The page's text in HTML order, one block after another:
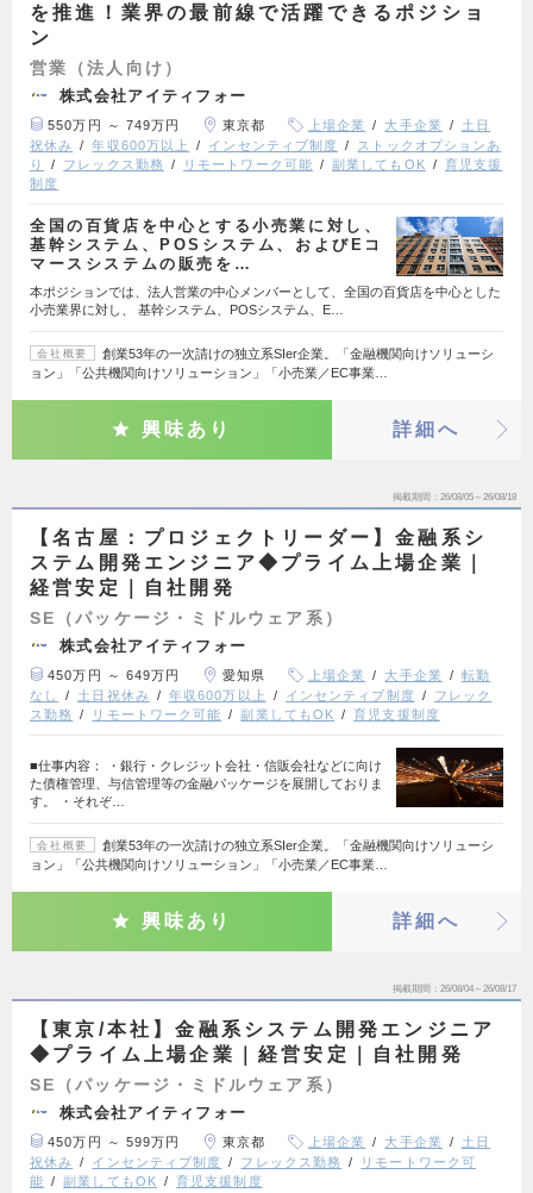
を推進！業界の最前線で活躍できるポジショ
ン
営業（法人向け）
株式会社アイティフォー
550万円 ～ 749万円 東京都 上場企業 大手企業
土日
祝休み
年収600万以上 インセンティブ制度
ストックオプションあ
り
フレックス勤務 リモートワーク可能 副業してもOK
育児支援
制度
全国の百貨店を中心とする小売業に対し、
基幹システム、POSシステム、およびEコ
マースシステムの販売を…
本ポジションでは、法人営業の中心メンバーとして、全国の百貨店を中心とした
小売業界に対し、 基幹システム、POSシステム、E…
会社概要
創業53年の一次請けの独立系SIer企業。「金融機関向けソリューシ
ョン」「公共機関向けソリューション」「小売業／EC事業…
興味あり 詳細へ
掲載期間 26/08/05～26/08/18
【名古屋：プロジェクトリーダー】金融系シ
ステム開発エンジニア◆プライム上場企業｜
経営安定｜自社開発
SE（パッケージ・ミドルウェア系）
株式会社アイティフォー
450万円 ～ 649万円 愛知県 上場企業 大手企業
転勤
なし
土日祝休み 年収600万以上 インセンティブ制度
フレック
ス勤務
リモートワーク可能 副業してもOK 育児支援制度
■仕事内容： ・銀行・クレジット会社・信販会社などに向け
た債権管理、与信管理等の金融パッケージを展開しておりま
す。 ・それぞ…
会社概要
創業53年の一次請けの独立系SIer企業。「金融機関向けソリューシ
ョン」「公共機関向けソリューション」「小売業／EC事業…
興味あり 詳細へ
掲載期間 26/08/04～26/08/17
【東京/本社】金融系システム開発エンジニア
◆プライム上場企業｜経営安定｜自社開発
SE（パッケージ・ミドルウェア系）
株式会社アイティフォー
450万円 ～ 599万円 東京都 上場企業 大手企業
土日
祝休み
インセンティブ制度 フレックス勤務
リモートワーク可
能
副業してもOK 育児支援制度